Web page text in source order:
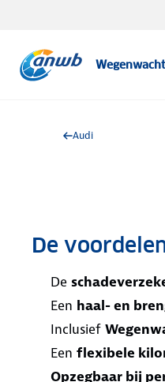
Wegenwacht
Audi
De
De
Een haal- en
Inclusief
Een flexibele
Opzegbaar bij